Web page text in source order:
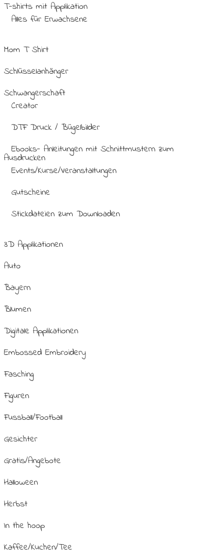
T-shirts mit Applikation
Alles für Erwachsene
Mom T Shirt
Schlüsselanhänger
Schwangerschaft
Creator
DTF Druck / Bügelbilder
Ebooks- Anleitungen mit Schnittmustern zum
Ausdrucken
Events/Kurse/Veranstaltungen
Gutscheine
Stickdateien zum Downloaden
3D Applikationen
Auto
Bayern
Blumen
Digitale Applikationen
Embossed Embroidery
Fasching
Figuren
Fussball/Football
Gesichter
Gratis/Angebote
Halloween
Herbst
In the hoop
Kaffee/Kuchen/Tee